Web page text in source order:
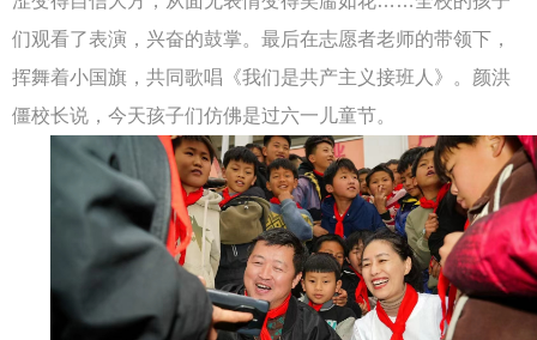
们观看了表演，兴奋的鼓掌。最后在志愿者老师的带领下，
挥舞着小国旗，共同歌唱《我们是共产主义接班人》。颜洪
僵校长说，今天孩子们仿佛是过六一儿童节。